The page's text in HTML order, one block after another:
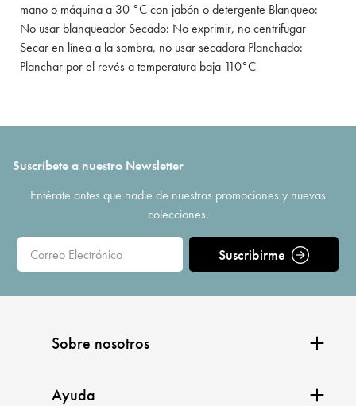
mano o máquina a 30 °C con jabón o detergente Blanqueo:
No usar blanqueador Secado: No exprimir, no centrifugar
Secar en línea a la sombra, no usar secadora Planchado:
Planchar por el revés a temperatura baja 110°C
Suscríbete a nuestro Newsletter
Entérate antes que nadie de nuestras promociones y nuevas
colecciones.
Suscribirme
Sobre nosotros
Ayuda